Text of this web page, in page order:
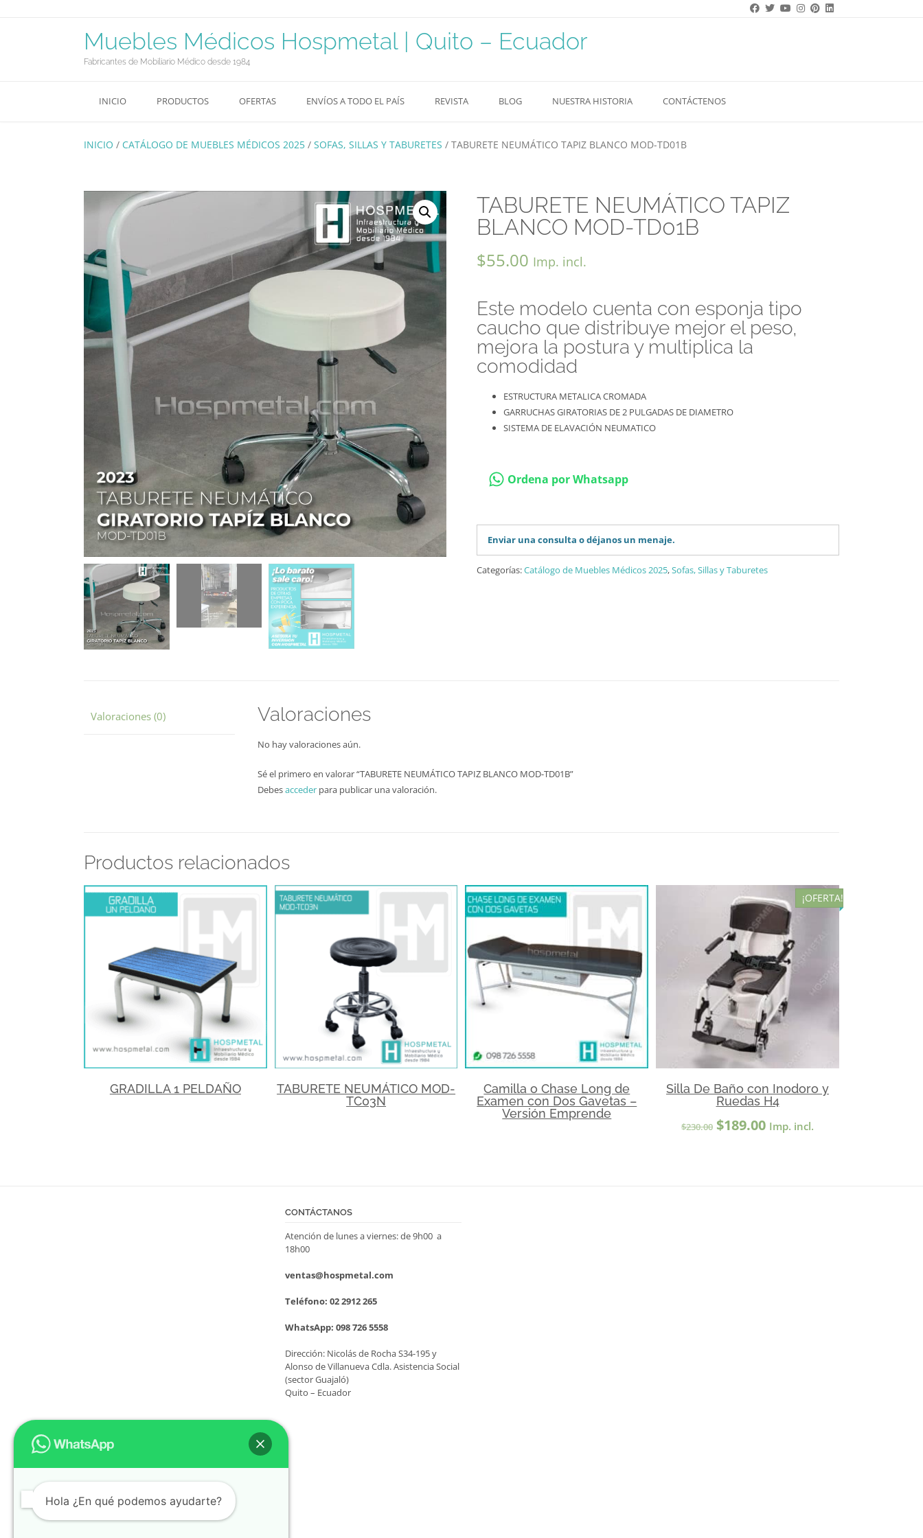
Muebles Médicos Hospmetal | Quito – Ecuador
Fabricantes de Mobiliario Médico desde 1984
INICIO PRODUCTOS OFERTAS ENVÍOS A TODO EL PAÍS REVISTA BLOG NUESTRA HISTORIA CONTÁCTENOS
INICIO / CATÁLOGO DE MUEBLES MÉDICOS 2025 / SOFAS, SILLAS Y TABURETES / TABURETE NEUMÁTICO TAPIZ BLANCO MOD-TD01B
TABURETE NEUMÁTICO TAPIZ
BLANCO MOD-TD01B
$55.00 Imp. incl.
Este modelo cuenta con esponja tipo
caucho que distribuye mejor el peso,
mejora la postura y multiplica la
comodidad
ESTRUCTURA METALICA CROMADA
GARRUCHAS GIRATORIAS DE 2 PULGADAS DE DIAMETRO
SISTEMA DE ELAVACIÓN NEUMATICO
Ordena por Whatsapp
Enviar una consulta o déjanos un menaje.
Categorías:Catálogo de Muebles Médicos 2025,Sofas, Sillas y Taburetes
Valoraciones (0) Valoraciones
No hay valoraciones aún.
Sé el primero en valorar “TABURETE NEUMÁTICO TAPIZ BLANCO MOD-TD01B”
Debesacceder para publicar una valoración.
Productos relacionados
GRADILLA 1 PELDAÑO
TABURETE NEUMÁTICO MOD-
TC03N
Camilla o Chase Long de
Examen con Dos Gavetas –
Versión Emprende
¡OFERTA!
Silla De Baño con Inodoro y
Ruedas H4
$230.00 El
$189.00ElImp. incl.
CONTÁCTANOS
Atención de lunes a viernes: de 9h00 a
18h00
ventas@hospmetal.com
Teléfono: 02 2912 265
WhatsApp: 098 726 5558
Dirección: Nicolás de Rocha S34-195 y
Alonso de Villanueva Cdla. Asistencia Social
(sector Guajaló)
Quito – Ecuador
Hola ¿En qué podemos ayudarte?